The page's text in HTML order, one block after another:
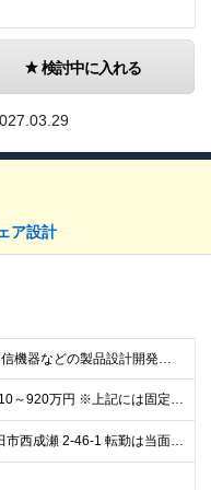
検討中に入れる
ア設計
◆家電、IT機器、通信機器などの製品設計開発経験５年以上 ◆部品データシート読解、メールでのやり取りが可能な英語能力
┃初年度想定年収510～920万円 ※上記には固定残業代20時間分を含みます 超過分は別途支給いたします ※試用期間あり（3ヶ月） 期間中、欠勤が発生しなければ待遇などの変更はありません
【本社】 東京都町田市西成瀬 2-46-1 転勤は当面の間ありません。 (変更の範囲)会社の定める勤務地